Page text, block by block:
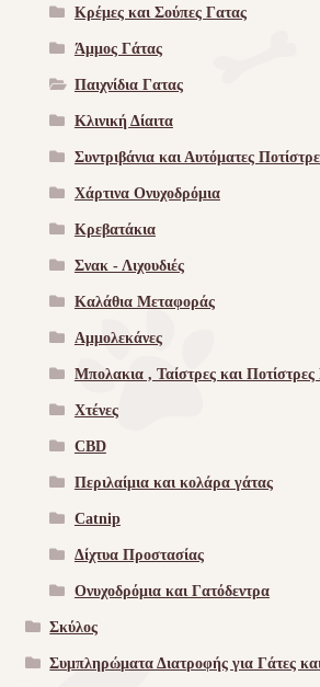
Κρέμες και Σούπες Γατας
Άμμος Γάτας
Παιχνίδια Γατας
Κλινική Δίαιτα
Συντριβάνια και Αυτόματες
Χάρτινα Ονυχοδρόμια
Κρεβατάκια
Σνακ - Λιχουδιές
Καλάθια Μεταφοράς
Αμμολεκάνες
Μπολακια , Ταίστρες και Ποτίστρες
Χτένες
CBD
Περιλαίμια και κολάρα γάτας
Catnip
Δίχτυα Προστασίας
Ονυχοδρόμια και Γατόδεντρα
Σκύλος
Συμπληρώματα Διατροφής για Γάτες